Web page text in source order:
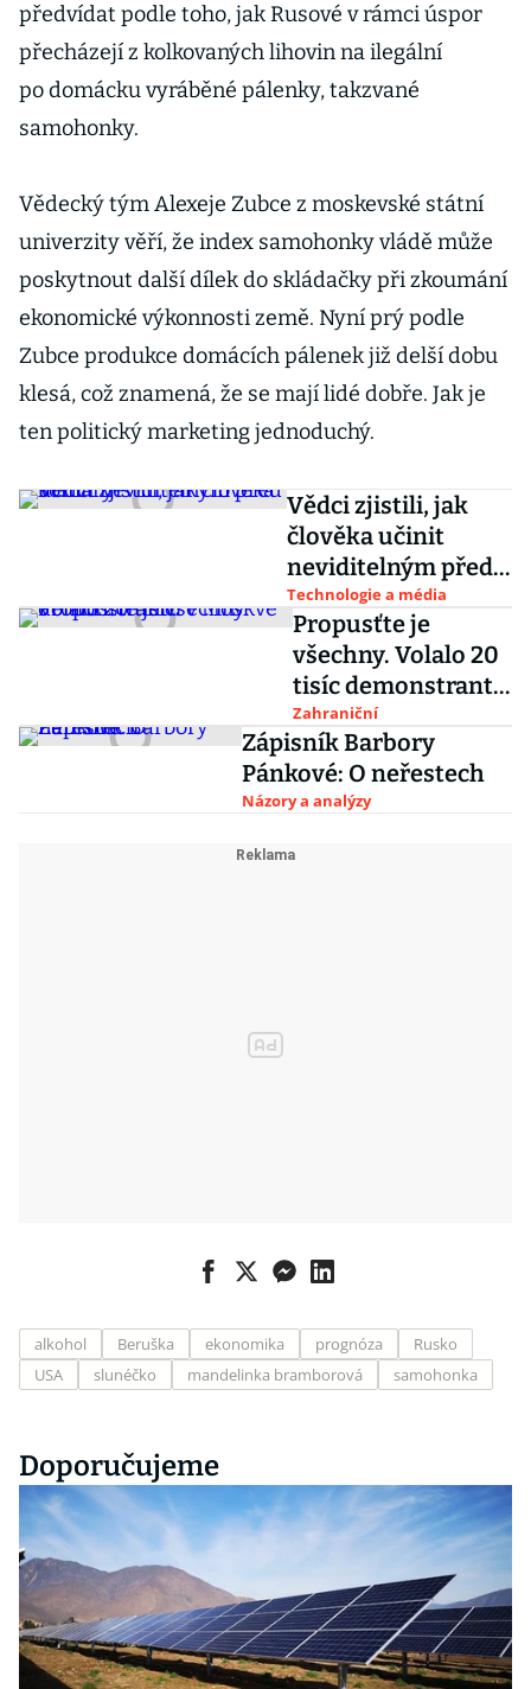
předvídat podle toho, jak Rusové v rámci úspor
přecházejí z kolkovaných lihovin na ilegální
po domácku vyráběné pálenky, takzvané
samohonky.
Vědecký tým Alexeje Zubce z moskevské státní
univerzity věří, že index samohonky vládě může
poskytnout další dílek do skládačky při zkoumání
ekonomické výkonnosti země. Nyní prý podle
Zubce produkce domácích pálenek již delší dobu
klesá, což znamená, že se mají lidé dobře. Jak je
ten politický marketing jednoduchý.
Vědci zjistili, jak
člověka učinit
neviditelným před
komáry
Technologie a média
Propusťte je
všechny. Volalo 20
tisíc demonstrantů
v Moskvě
Zahraniční
Zápisník Barbory
Pánkové: O neřestech
Názory a analýzy
alkohol Beruška ekonomika prognóza
Rusko
USA
slunéčko mandelinka bramborová samohonka
Doporučujeme